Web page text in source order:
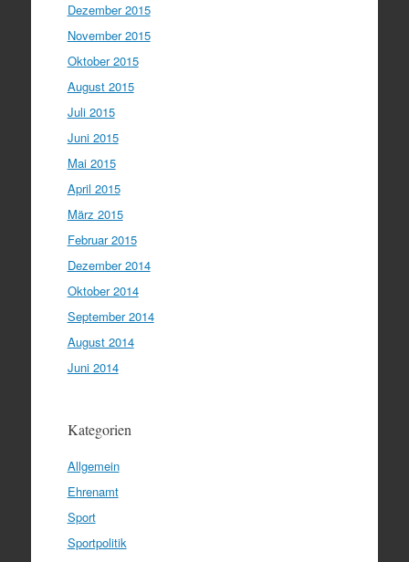
Dezember 2015
November 2015
Oktober 2015
August 2015
Juli 2015
Juni 2015
Mai 2015
April 2015
März 2015
Februar 2015
Dezember 2014
Oktober 2014
September 2014
August 2014
Juni 2014
Kategorien
Allgemein
Ehrenamt
Sport
Sportpolitik